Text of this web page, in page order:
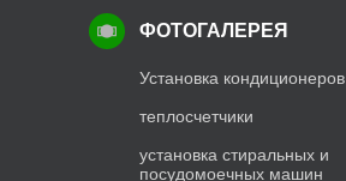
ФОТОГАЛЕРЕЯ
Установка кондиционеров
теплосчетчики
установка стиральных и
посудомоечных машин